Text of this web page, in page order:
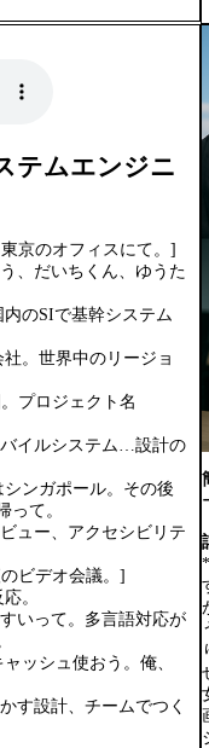
テムエンジニ
京のオフィスにて。]
、だいちくん、ゆうた
のSIで基幹システム
。世界中のリージョ
プロジェクト名
イルシステム…設計の
ンガポール。その後
って。
ュー、アクセシビリテ
ビデオ会議。]
。
いって。多言語対応が
ッシュ使おう。俺、
す設計、チームでつく